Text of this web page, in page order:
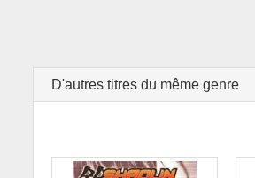
D'autres titres du même genre